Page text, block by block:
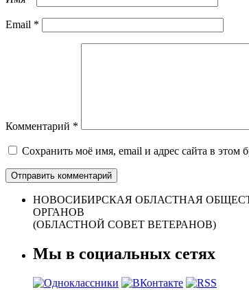
Email *
Комментарий *
Сохранить моё имя, email и адрес сайта в этом
НОВОСИБИРСКАЯ ОБЛАСТНАЯ
ОРГАНОВ
(ОБЛАСТНОЙ СОВЕТ ВЕТЕРАНОВ)
Мы в социальных сетях